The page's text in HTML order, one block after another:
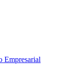
Empresarial